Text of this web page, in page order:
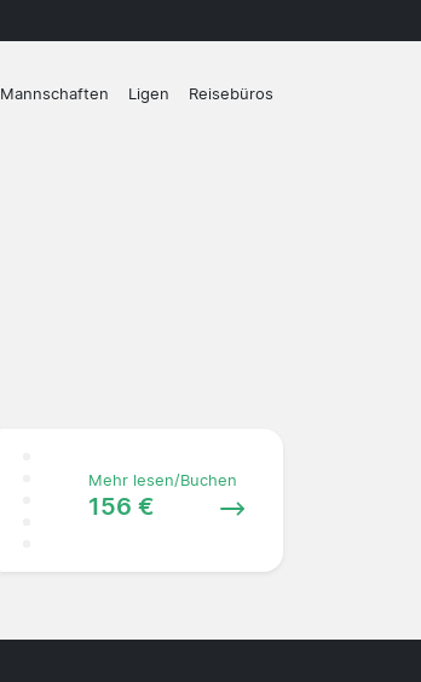
Mannschaften Ligen Reisebüros
Mehr lesen/Buchen
156 €